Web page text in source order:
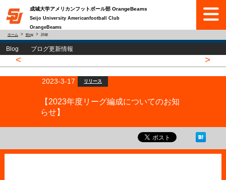
成城大学アメリカンフットボール部 OrangeBeams
Seijo University Americanfootball Club
OrangeBeams
ホーム Blog 詳細
Blog ブログ更新情報
< >
2023-3-17 リリース
【2023年度リーグ編成についてのお知
らせ】